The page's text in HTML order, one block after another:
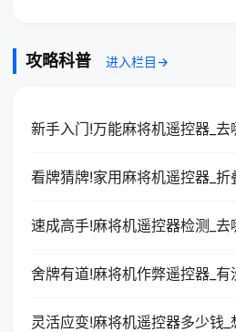
攻略科普 进入栏目→
新手入门!万能麻将机遥控器_
看牌猜牌!家用麻将机遥控器_
速成高手!麻将机遥控器检测_
舍牌有道!麻将机作弊遥控器_
灵活应变!麻将机遥控器多少钱